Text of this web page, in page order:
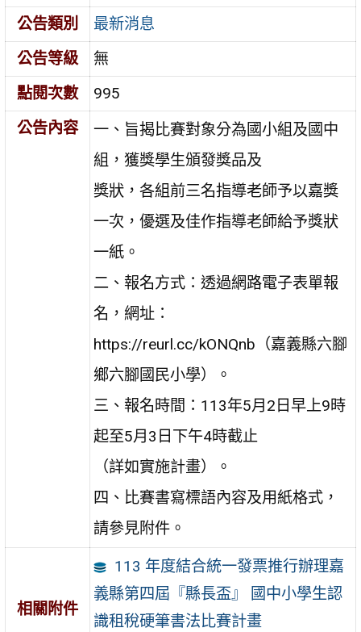
公告類別
最新消息
公告等級
無
點閱次數
995
公告內容
一、旨揭比賽對象分為國小組及國中
組，獲獎學生頒發獎品及
獎狀，各組前三名指導老師予以嘉獎
一次，優選及佳作指導老師給予獎狀
一紙。
二、報名方式：透過網路電子表單報
名，網址：
https://reurl.cc/kONQnb（嘉義縣六腳
鄉六腳國民小學）。
三、報名時間：113年5月2日早上9時
起至5月3日下午4時截止
（詳如實施計畫）。
四、比賽書寫標語內容及用紙格式，
請參見附件。
相關附件
113 年度結合統一發票推行辦理嘉
義縣第四屆『縣長盃』 國中小學生認
識租稅硬筆書法比賽計畫